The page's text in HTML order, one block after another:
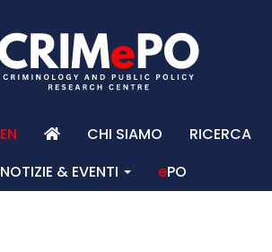
EN CHI SIAMO
RICERCA
NOTIZIE & EVENTI
ePO